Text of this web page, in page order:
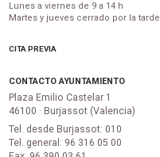
Lunes a viernes de 9 a 14 h
Martes y jueves cerrado por la tarde
CITA PREVIA
CONTACTO AYUNTAMIENTO
Plaza Emilio Castelar 1
46100 · Burjassot (Valencia)
Tel. desde Burjassot: 010
Tel. general: 96 316 05 00